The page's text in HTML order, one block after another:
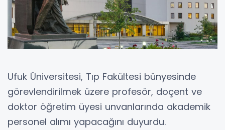
Ufuk Üniversitesi, Tıp Fakültesi bünyesinde
görevlendirilmek üzere profesör, doçent ve
doktor öğretim üyesi unvanlarında akademik
personel alımı yapacağını duyurdu.